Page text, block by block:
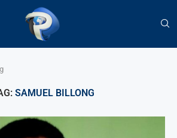
SAMUEL BILLONG